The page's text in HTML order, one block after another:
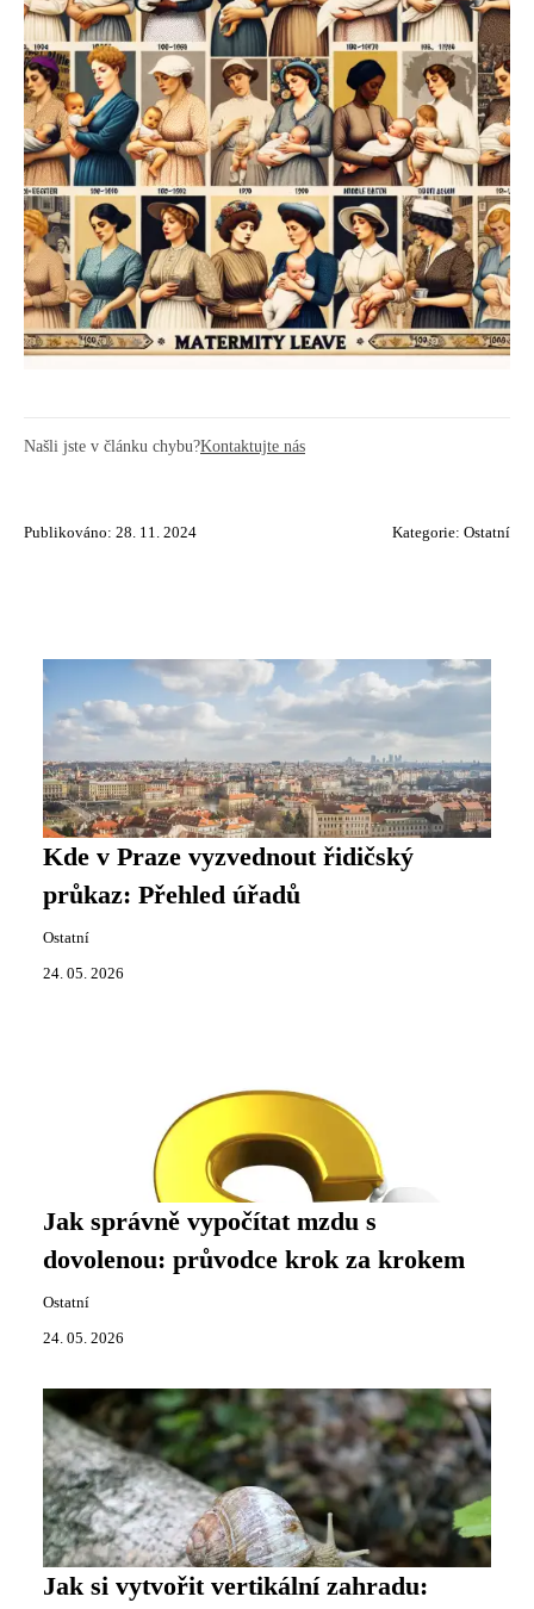
Našli jste v článku chybu?Kontaktujte nás
Publikováno: 28. 11. 2024 Kategorie: Ostatní
Kde v Praze vyzvednout řidičský
průkaz: Přehled úřadů
Ostatní
24. 05. 2026
Jak správně vypočítat mzdu s
dovolenou: průvodce krok za krokem
Ostatní
24. 05. 2026
Jak si vytvořit vertikální zahradu: